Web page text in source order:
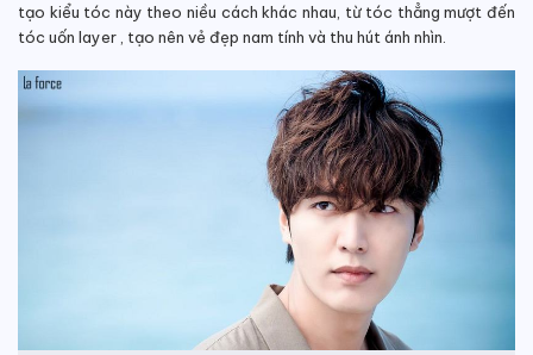
tạo kiểu tóc này theo niều cách khác nhau, từ tóc thẳng mượt đến
tóc uốn layer , tạo nên vẻ đẹp nam tính và thu hút ánh nhìn.